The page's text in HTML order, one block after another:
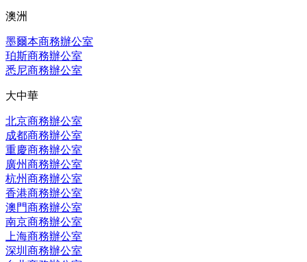
澳洲
墨爾本商務辦公室
珀斯商務辦公室
悉尼商務辦公室
大中華
北京商務辦公室
成都商務辦公室
重慶商務辦公室
廣州商務辦公室
杭州商務辦公室
香港商務辦公室
澳門商務辦公室
南京商務辦公室
上海商務辦公室
深圳商務辦公室